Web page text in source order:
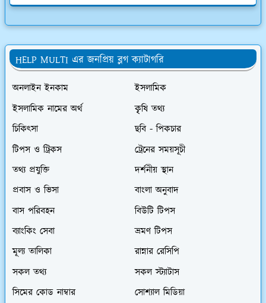
HELP MULTI এর জনপ্রিয় ব্লগ ক্যাটাগরি
অনলাইন ইনকাম
ইসলামিক
ইসলামিক নামের অর্থ
কৃৃষি তথ্য
চিকিৎসা
ছবি - পিকচার
টিপস ও ট্রিকস
ট্রেনের সময়সূচী
তথ্য প্রযুক্তি
দর্শনীয় স্থান
প্রবাস ও ভিসা
বাংলা অনুবাদ
বাস পরিবহন
বিউটি টিপস
ব্যাংকিং সেবা
ভ্রমণ টিপস
মূল্য তালিকা
রান্নার রেসিপি
সকল তথ্য
সকল স্ট্যাটাস
সিমের কোড নাম্বার
সোশ্যাল মিডিয়া